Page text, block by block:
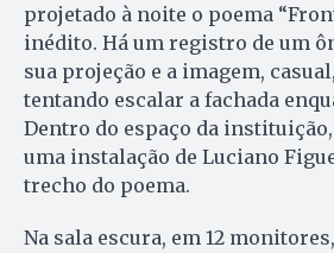
projetado à noite o poema
inédito. Há um registro de um
sua projeção e a imagem,
tentando escalar a fachada
Dentro do espaço da
uma instalação de Luciano
trecho do poema.
Na sala escura, em 12